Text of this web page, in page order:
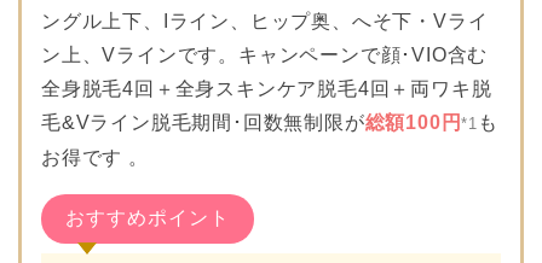
ングル上下、Iライン、ヒップ奥、へそ下・Vライ
ン上、Vラインです。キャンペーンで顔･VIO含む
全身脱毛4回＋全身スキンケア脱毛4回＋両ワキ脱
毛&Vライン脱毛期間･回数無制限が総額100円*1 も
お得です 。
おすすめポイント